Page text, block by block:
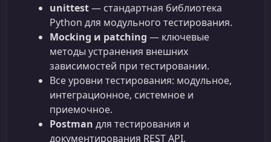
unittest— стандартная библиотека
Python для модульного тестирования.
Mocking и patching — ключевые
методы устранения внешних
зависимостей при тестировании.
Все уровни тестирования: модульное,
интеграционное, системное и
приемочное.
Postman для тестирования и
документирования REST API.